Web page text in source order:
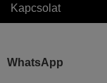
Kapcsolat
WhatsApp